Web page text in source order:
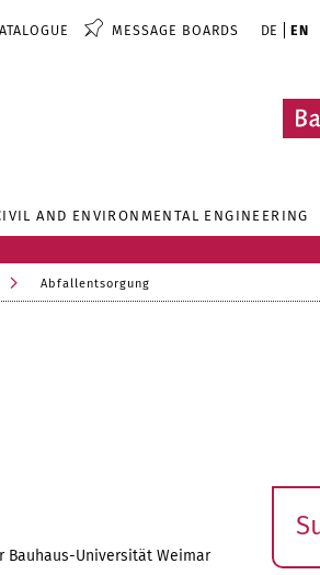
MESSAGE BOARDS DE EN
AND ENVIRONMENTAL ENGINEERING
Abfallentsorgung
Universität Weimar